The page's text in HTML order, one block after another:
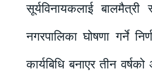
सूर्यविनायकलाई
नगरपालिका घोषणा गर्ने
कार्यबिधि बनाएर तीन